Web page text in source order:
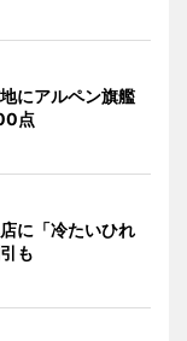
にアルペン旗艦
点
に「冷たいひれ
も